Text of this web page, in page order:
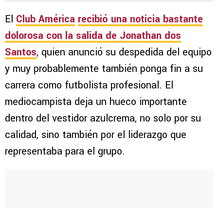
El Club América recibió una noticia bastante
dolorosa con la salida de Jonathan dos
Santos, quien anunció su despedida del equipo
y muy probablemente también ponga fin a su
carrera como futbolista profesional. El
mediocampista deja un hueco importante
dentro del vestidor azulcrema, no solo por su
calidad, sino también por el liderazgo que
representaba para el grupo.